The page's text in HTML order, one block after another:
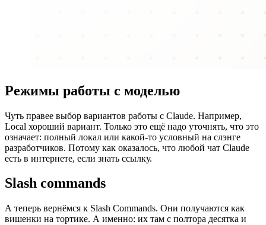
Режимы работы с моделью
Чуть правее выбор вариантов работы с Claude. Например,
Local хороший вариант. Только это ещё надо уточнять, что это
означает: полный локал или какой-то условный на слэнге
разработчиков. Потому как оказалось, что любой чат Claude
есть в интернете, если знать ссылку.
Slash commands
А теперь вернёмся к Slash Commands. Они получаются как
вишенки на тортике. А именно: их там с полтора десятка и